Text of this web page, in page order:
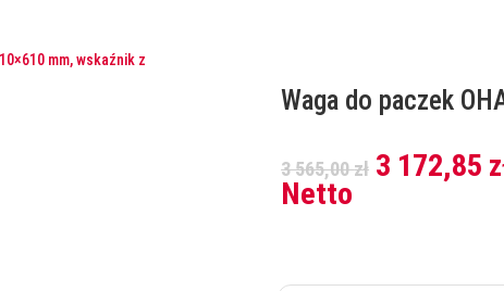
Waga do paczek
3 565,00zł Pierwotna
3 172,85
Netto